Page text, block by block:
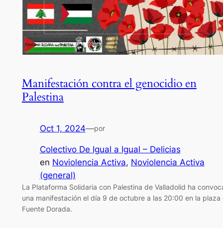
Manifestación contra el genocidio en
Palestina
Oct 1, 2024—por
Colectivo De Igual a Igual – Delicias
en Noviolencia Activa, Noviolencia Activa
(general)
La Plataforma Solidaria con Palestina de Valladolid ha
una manifestación el día 9 de octubre a las 20:00 en la plaza
Fuente Dorada.